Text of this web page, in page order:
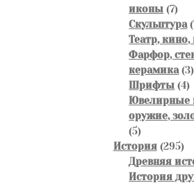
иконы 77
Скульптура
Театр, кино,
Фарфор,
керамика 33
Шрифты 44
Ювелирные
оружие,
55
товаров
История 295295
Древняя
История